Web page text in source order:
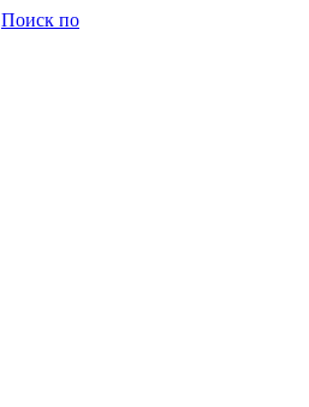
Поиск по